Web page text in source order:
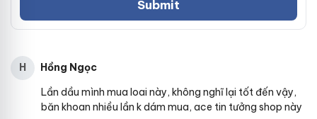
H
Hồng Ngọc
Lần dầu mình mua loai này, không nghĩ lại tốt đến vậy,
băn khoan nhiều lần k dám mua, ace tin tưởng shop này